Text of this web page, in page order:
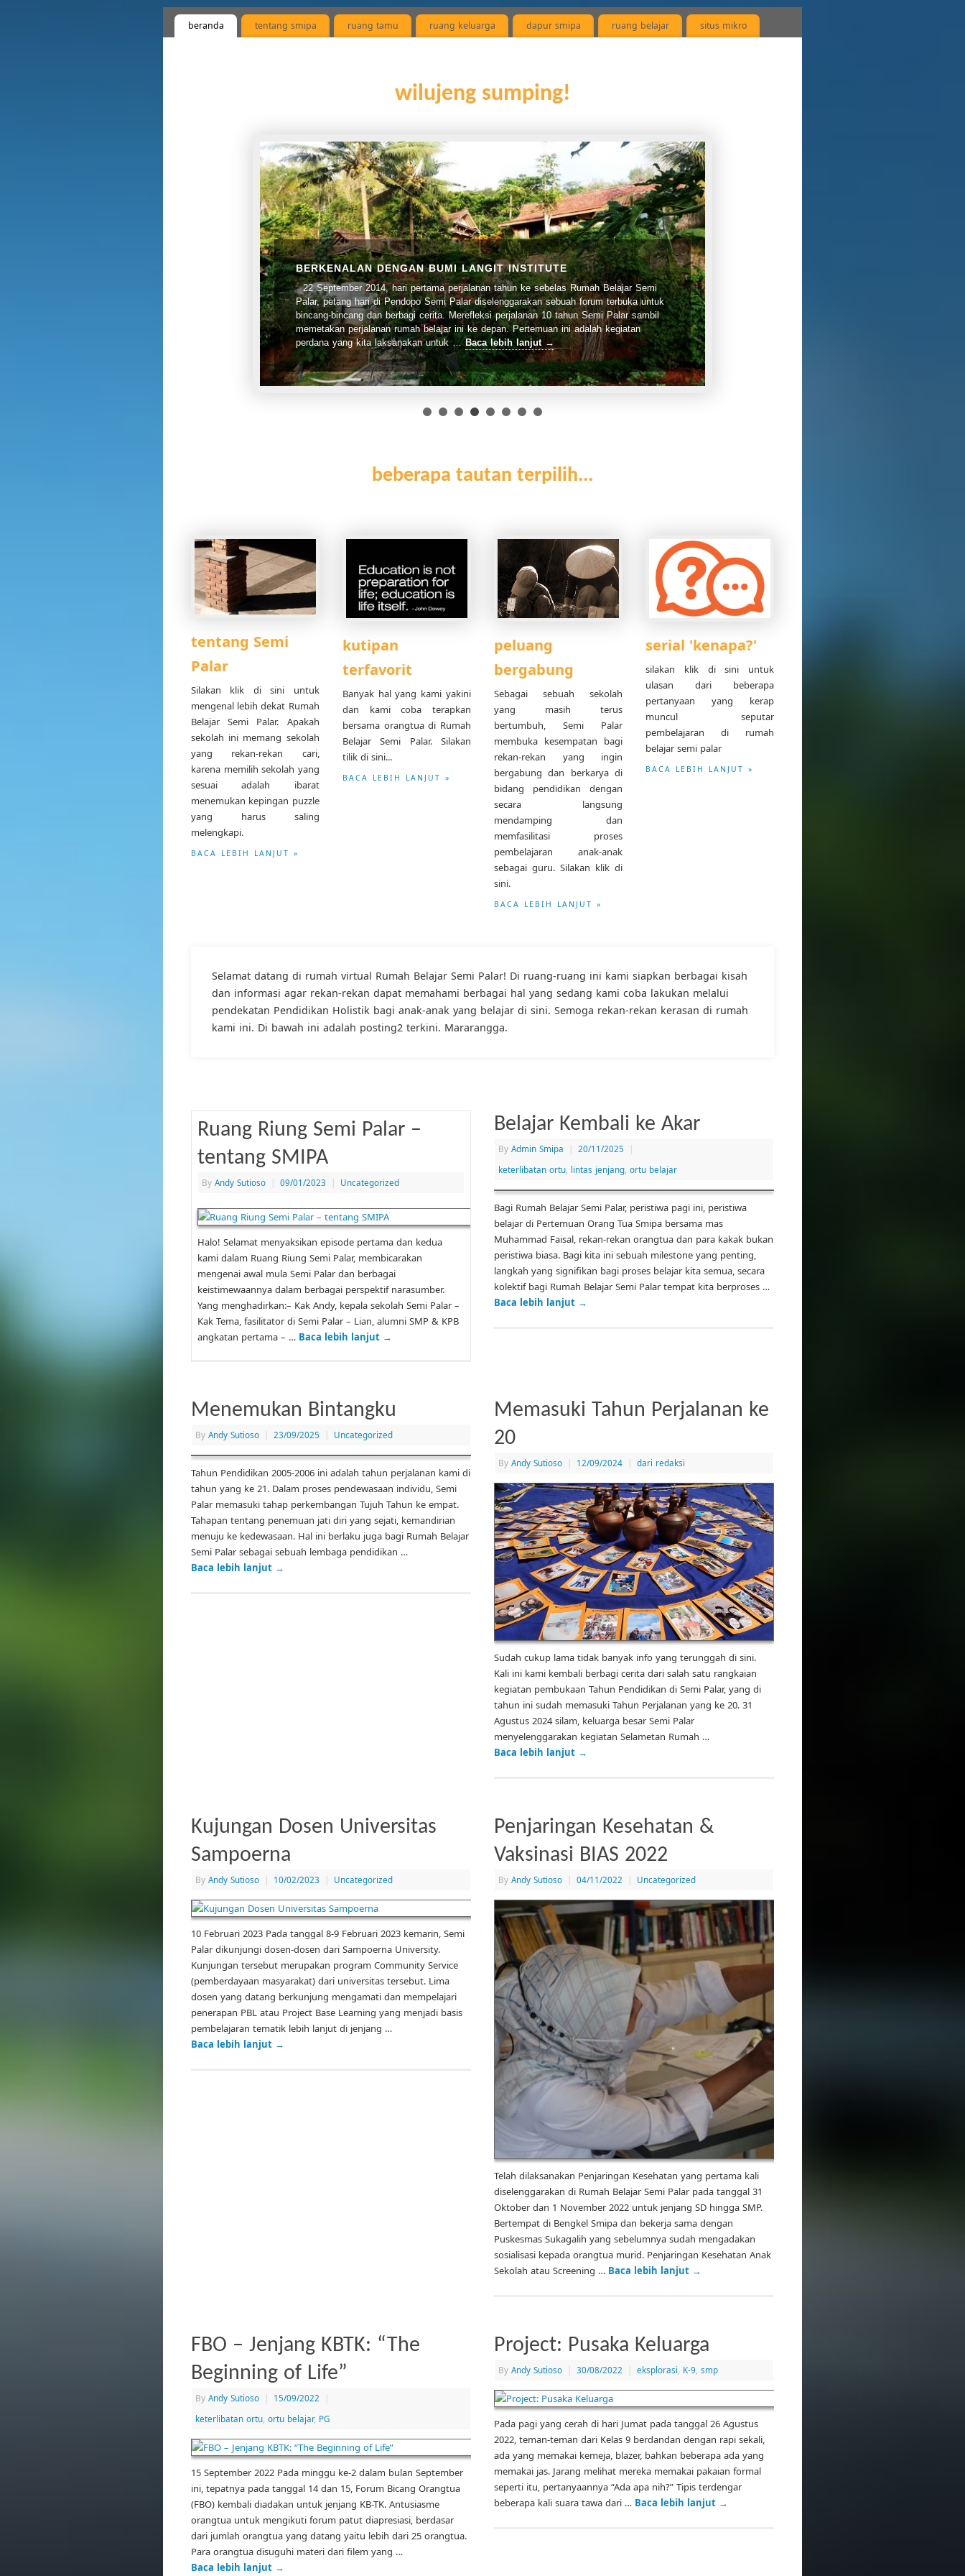
beranda tentang smipa ruang tamu ruang keluarga dapur smipa ruang belajar situs mikro
wilujeng sumping!
[MARLIN] MENELUSURI JEJAK MATARAM
Sekilas rekaman gambar petualangan kelompok Marlin, perjalanan perdana angkatan
pertama kelas 8 Rumah Belajar Semi Palar. Dalam rangkaian proses pembelajaran
holistik, sejak jenjang Kelompok Bermain, kepingan-kepingan pembelajaran holistik
yang mereka kumpulkan seakan teruji di perjalanan besar ini. Sebuah perjalanan tidak
seperti umumnya outing atau karya wisata, perjalanan ini adalah dirancang dan …
Baca lebih lanjut →
beberapa tautan terpilih...
tentang Semi
Palar
Silakan klik di sini untuk
mengenal lebih dekat Rumah
Belajar Semi Palar. Apakah
sekolah ini memang sekolah
yang rekan-rekan cari,
karena memilih sekolah yang
sesuai adalah ibarat
menemukan kepingan puzzle
yang harus saling
melengkapi.
BACA LEBIH LANJUT »
kutipan
terfavorit
Banyak hal yang kami yakini
dan kami coba terapkan
bersama orangtua di Rumah
Belajar Semi Palar. Silakan
tilik di sini...
BACA LEBIH LANJUT »
peluang
bergabung
Sebagai sebuah sekolah
yang masih terus
bertumbuh, Semi Palar
membuka kesempatan bagi
rekan-rekan yang ingin
bergabung dan berkarya di
bidang pendidikan dengan
secara langsung
mendamping dan
memfasilitasi proses
pembelajaran anak-anak
sebagai guru. Silakan klik di
sini.
BACA LEBIH LANJUT »
serial 'kenapa?'
silakan klik di sini untuk
ulasan dari beberapa
pertanyaan yang kerap
muncul seputar
pembelajaran di rumah
belajar semi palar
BACA LEBIH LANJUT »
Selamat datang di rumah virtual Rumah Belajar Semi Palar! Di ruang-ruang ini kami siapkan berbagai kisah
dan informasi agar rekan-rekan dapat memahami berbagai hal yang sedang kami coba lakukan melalui
pendekatan Pendidikan Holistik bagi anak-anak yang belajar di sini. Semoga rekan-rekan kerasan di rumah
kami ini. Di bawah ini adalah posting2 terkini. Mararangga.
Ruang Riung Semi Palar –
tentang SMIPA
By Andy Sutioso | 09/01/2023 | Uncategorized
Halo! Selamat menyaksikan episode pertama dan kedua
kami dalam Ruang Riung Semi Palar, membicarakan
mengenai awal mula Semi Palar dan berbagai
keistimewaannya dalam berbagai perspektif narasumber.
Yang menghadirkan:– Kak Andy, kepala sekolah Semi Palar –
Kak Tema, fasilitator di Semi Palar – Lian, alumni SMP & KPB
angkatan pertama – … Baca lebih lanjut →
Belajar Kembali ke Akar
ByAdmin Smipa | 20/11/2025
|
keterlibatan ortu lintas jenjang ,ortu belajar
Bagi Rumah Belajar Semi Palar, peristiwa pagi ini, peristiwa
belajar di Pertemuan Orang Tua Smipa bersama mas
Muhammad Faisal, rekan-rekan orangtua dan para kakak bukan
peristiwa biasa. Bagi kita ini sebuah milestone yang penting,
langkah yang signifikan bagi proses belajar kita semua, secara
kolektif bagi Rumah Belajar Semi Palar tempat kita berproses …
Baca lebih lanjut →
Menemukan Bintangku
By Andy Sutioso | 23/09/2025 | Uncategorized
Tahun Pendidikan 2005-2006 ini adalah tahun perjalanan kami di
tahun yang ke 21. Dalam proses pendewasaan individu, Semi
Palar memasuki tahap perkembangan Tujuh Tahun ke empat.
Tahapan tentang penemuan jati diri yang sejati, kemandirian
menuju ke kedewasaan. Hal ini berlaku juga bagi Rumah Belajar
Semi Palar sebagai sebuah lembaga pendidikan …
Baca lebih lanjut →
Memasuki Tahun Perjalanan ke
20
ByAndy Sutioso | 12/09/2024 | dari redaksi
Sudah cukup lama tidak banyak info yang terunggah di sini.
Kali ini kami kembali berbagi cerita dari salah satu rangkaian
kegiatan pembukaan Tahun Pendidikan di Semi Palar, yang di
tahun ini sudah memasuki Tahun Perjalanan yang ke 20. 31
Agustus 2024 silam, keluarga besar Semi Palar
menyelenggarakan kegiatan Selametan Rumah …
Baca lebih lanjut →
Kujungan Dosen Universitas
Sampoerna
By Andy Sutioso | 10/02/2023 | Uncategorized
10 Februari 2023 Pada tanggal 8-9 Februari 2023 kemarin, Semi
Palar dikunjungi dosen-dosen dari Sampoerna University.
Kunjungan tersebut merupakan program Community Service
(pemberdayaan masyarakat) dari universitas tersebut. Lima
dosen yang datang berkunjung mengamati dan mempelajari
penerapan PBL atau Project Base Learning yang menjadi basis
pembelajaran tematik lebih lanjut di jenjang …
Baca lebih lanjut →
Penjaringan Kesehatan &
Vaksinasi BIAS 2022
ByAndy Sutioso | 04/11/2022 | Uncategorized
Telah dilaksanakan Penjaringan Kesehatan yang pertama kali
diselenggarakan di Rumah Belajar Semi Palar pada tanggal 31
Oktober dan 1 November 2022 untuk jenjang SD hingga SMP.
Bertempat di Bengkel Smipa dan bekerja sama dengan
Puskesmas Sukagalih yang sebelumnya sudah mengadakan
sosialisasi kepada orangtua murid. Penjaringan Kesehatan Anak
Sekolah atau Screening … Baca lebih lanjut →
FBO – Jenjang KBTK: “The
Beginning of Life”
By Andy Sutioso | 15/09/2022
|
keterlibatan ortu ortu belajar, PG
15 September 2022 Pada minggu ke-2 dalam bulan September
ini, tepatnya pada tanggal 14 dan 15, Forum Bicang Orangtua
(FBO) kembali diadakan untuk jenjang KB-TK. Antusiasme
orangtua untuk mengikuti forum patut diapresiasi, berdasar
dari jumlah orangtua yang datang yaitu lebih dari 25 orangtua.
Para orangtua disuguhi materi dari filem yang …
Baca lebih lanjut →
Project: Pusaka Keluarga
ByAndy Sutioso | 30/08/2022 | eksplorasi K-9 ,smp
Pada pagi yang cerah di hari Jumat pada tanggal 26 Agustus
2022, teman-teman dari Kelas 9 berdandan dengan rapi sekali,
ada yang memakai kemeja, blazer, bahkan beberapa ada yang
memakai jas. Jarang melihat mereka memakai pakaian formal
seperti itu, pertanyaannya “Ada apa nih?” Tipis terdengar
beberapa kali suara tawa dari … Baca lebih lanjut →